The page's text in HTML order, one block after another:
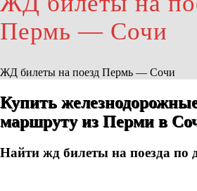
Пермь — Сочи
ЖД билеты на поезд Пермь — Сочи
Купить
маршруту из Перми в
Найти жд билеты на поезда